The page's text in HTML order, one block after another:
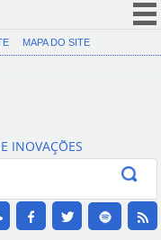
(COVID-19)
Canais
MAPA DO SITE
INOVAÇÕES